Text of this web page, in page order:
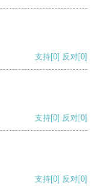
支持[0] 反对[0]
支持[0] 反对[0]
支持[0] 反对[0]